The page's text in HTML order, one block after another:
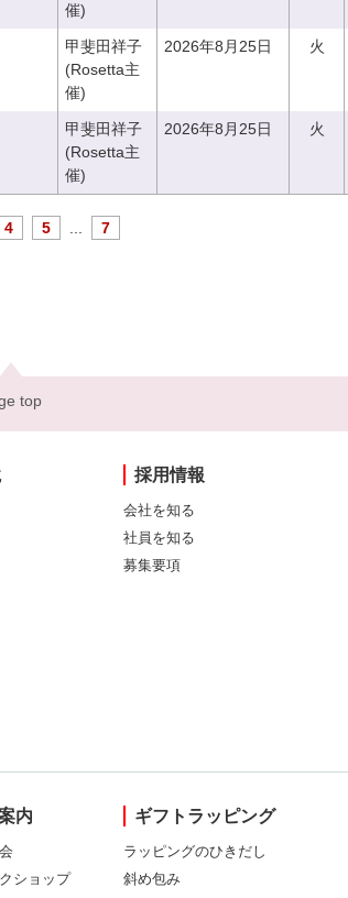
催)
甲斐田祥子
(Rosetta主
催)
2026年8月25日 火
甲斐田祥子
(Rosetta主
催)
2026年8月25日 火
4 5 7
top
採用情報
会社を知る
社員を知る
募集要項
内
ショップ
ギフトラッピング
ラッピングのひきだし
斜め包み